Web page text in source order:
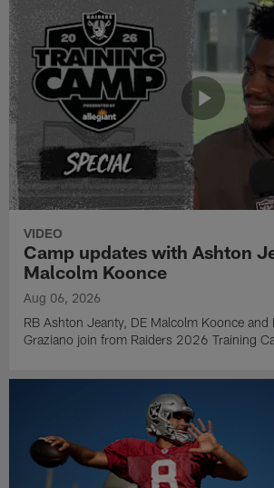
VIDEO
Camp updates with Ashton
Malcolm Koonce
Aug 06, 2026
RB Ashton Jeanty, DE Malcolm Koonce and
Graziano join from Raiders 2026 Training